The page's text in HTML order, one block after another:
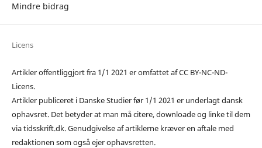
Mindre bidrag
Licens
Artikler offentliggjort fra 1/1 2021 er omfattet af CC BY-NC-ND-
Licens.
Artikler publiceret i Danske Studier før 1/1 2021 er underlagt dansk
ophavsret. Det betyder at man må citere, downloade og linke til dem
via tidsskrift.dk. Genudgivelse af artiklerne kræver en aftale med
redaktionen som også ejer ophavsretten.